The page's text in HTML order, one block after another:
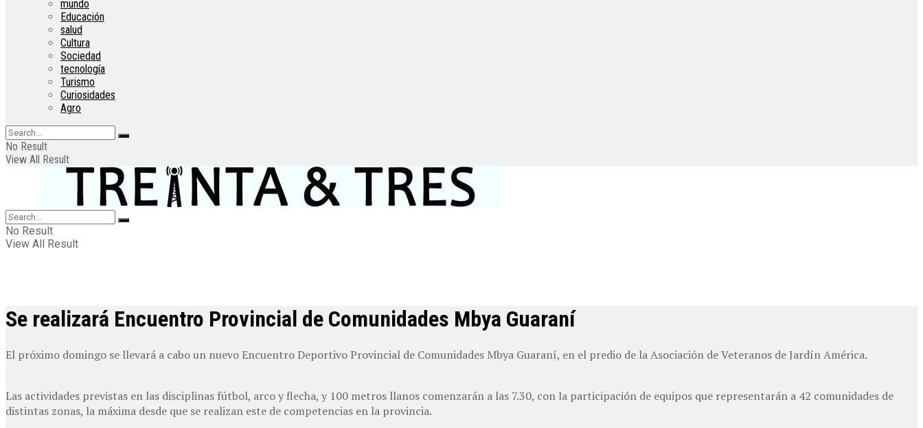
mundo
Educación
salud
Cultura
Sociedad
tecnología
Turismo
Curiosidades
Agro
No Result
View All Result
No Result
View All Result
Se realizará Encuentro Provincial de Comunidades Mbya Guaraní
El próximo domingo se llevará a cabo un nuevo Encuentro Deportivo Provincial de Comunidades Mbya Guaraní, en el predio de la Asociación de Veteranos de Jardín América.
Las actividades previstas en las disciplinas fútbol, arco y flecha, y 100 metros llanos comenzarán a las 7.30, con la participación de equipos que representarán a 42 comunidades de
distintas zonas, la máxima desde que se realizan este de competencias en la provincia.